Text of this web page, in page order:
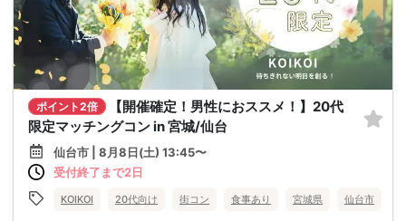
ポイント2倍
【開催確定！男性におススメ！】20代
限定マッチングコン in 宮城/仙台
仙台市 | 8月8日(土) 13:45〜
受付終了まで2日
KOIKOI 20代向け 街コン 食事あり 宮城県 仙台市